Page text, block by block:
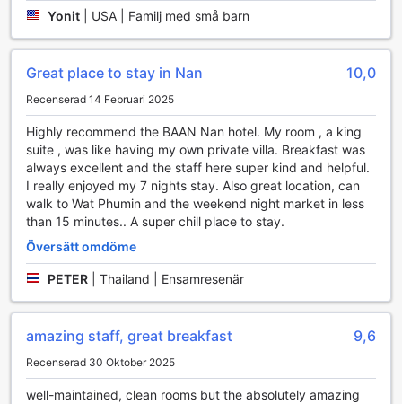
innebär att du kan avnjuta läckra måltider och drycker
direkt i ditt rum, perfekt för de dagar då du vill ha en lugn
och privat middag.
Hotellets concierge är alltid redo att hjälpa dig med dina
ge rekommendationer om lokala sevärdheter. Du kommer
också att uppskatta den kostnadsfria wi-fi-anslutningen
som finns i alla rum, vilket gör det enkelt att hålla kontakten
med vänner och familj eller planera ditt nästa äventyr. För
dem som reser med mycket bagage erbjuder hotellet
förvaringsmöjligheter för ditt bagage, så att du kan
utforska området utan att behöva bära runt på dina saker.
Med daglig städning kan du alltid återvända till ett fräscht
och välkomnande rum efter en lång dag av upptäckter.
Transportmöjligheter på Baan Nan Hotel
transportmöjligheter för att göra din vistelse så smidig som
möjligt. För gäster som anländer med flyg finns en pålitlig
flygtransfer som gör det enkelt att ta sig till och från Nan
flygplats. Denna tjänst är perfekt för dem som vill undvika
Yonit USA | Familj med små barn
Great place to stay in Nan 10,0
Recenserad 14 Februari 2025
Highly recommend the BAAN Nan hotel. My room , a king
suite , was like having my own private villa. Breakfast was
always excellent and the staff here super kind and helpful.
I really enjoyed my 7 nights stay. Also great location, can
walk to Wat Phumin and the weekend night market in less
than 15 minutes.. A super chill place to stay.
Översätt omdöme
PETER Thailand | Ensamresenär
amazing staff, great breakfast 9,6
Recenserad 30 Oktober 2025
well-maintained, clean rooms but the absolutely amazing